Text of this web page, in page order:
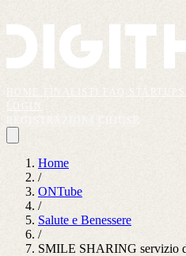
Home
/
ONTube
/
Salute e Benessere
/
SMILE SHARING servizio